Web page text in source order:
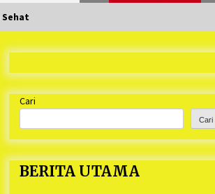
Tak Dapat Fasilitas yang Sesuai,
Para Peserta Retret Aparatur Desa
Sebelum Waktunya
1 tahun ago
Indonesia Gilang Bayu Nugraha,
S.H, Ucapkan Terimakasih Atas
Support Camat Kedungwaringin
Memberikan Logistik Ke Posko
1 tahun ago
Cari
Cari
BERITA UTAMA